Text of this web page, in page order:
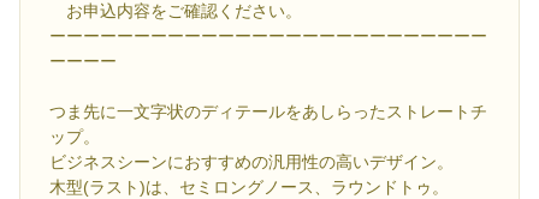
お申込内容をご確認ください。
ーーーーーーーーーーーーーーーーーーーーーーーーーー
ーーーー
つま先に一文字状のディテールをあしらったストレートチ
ップ。
ビジネスシーンにおすすめの汎用性の高いデザイン。
木型(ラスト)は、セミロングノース、ラウンドトゥ。